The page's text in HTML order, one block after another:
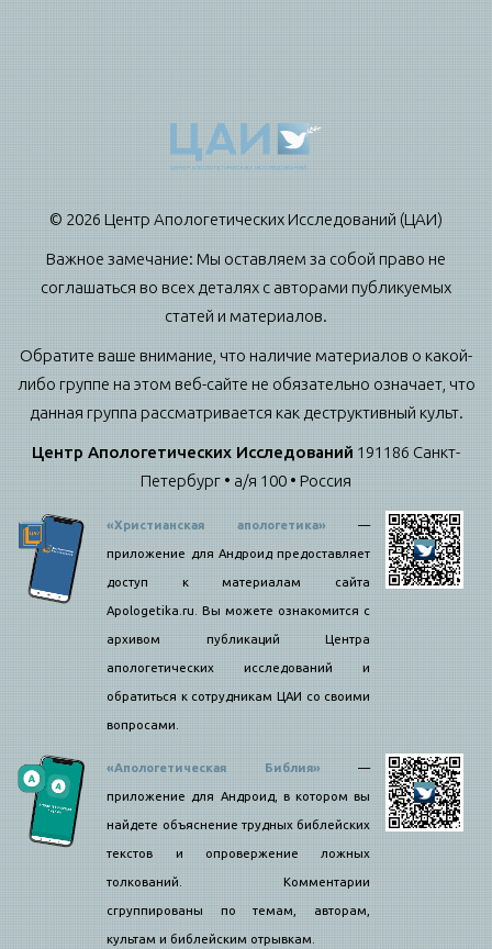
© 2026 Центр Апологетических Исследований (ЦАИ)
Важное замечание: Мы оставляем за собой право не
соглашаться во всех деталях с авторами публикуемых
статей и материалов.
Обратите ваше внимание, что наличие материалов о какой-
либо группе на этом веб-сайте не обязательно означает, что
данная группа рассматривается как деструктивный культ.
Центр Апологетических Исследований 191186 Санкт-
Петербург • а/я 100 • Россия
«Христианская апологетика»—
приложение для Андроид предоставляет
доступ к материалам сайта
Apologetika.ru. Вы можете ознакомится с
архивом публикаций Центра
апологетических исследований и
обратиться к сотрудникам ЦАИ со своими
вопросами.
«Апологетическая Библия»—
приложение для Андроид, в котором вы
найдете объяснение трудных библейских
текстов и опровержение ложных
толкований. Комментарии
сгруппированы по темам, авторам,
культам и библейским отрывкам.